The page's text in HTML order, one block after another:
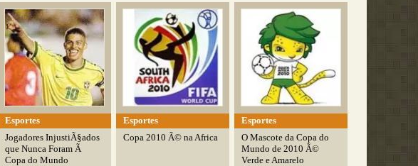
Esportes
Jogadores InjustiÃ§ados
que Nunca Foram Ã
Copa do Mundo
Esportes
Copa 2010 Ã© na Africa
Esportes
O Mascote da Copa do
Mundo de 2010 Ã©
Verde e Amarelo